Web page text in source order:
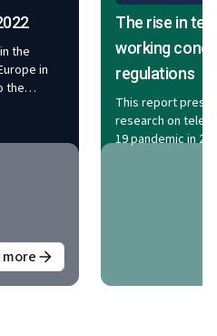
the
in
the
and
agreed
38.1
agreed
more
aboutWorking time in
The rise in
working
regulations
This report
research on
19 pandemic in
pandemic: in